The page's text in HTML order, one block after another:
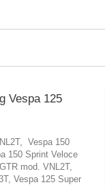
Vespa 125
Vespa 150
150 Sprint Veloce
mod. VNL2T,
Vespa 125 Super